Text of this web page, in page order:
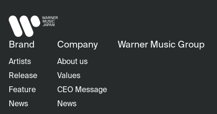
Brand
Artists
Release
Feature
News
Company
About us
Values
CEO Message
News
Warner Music Group